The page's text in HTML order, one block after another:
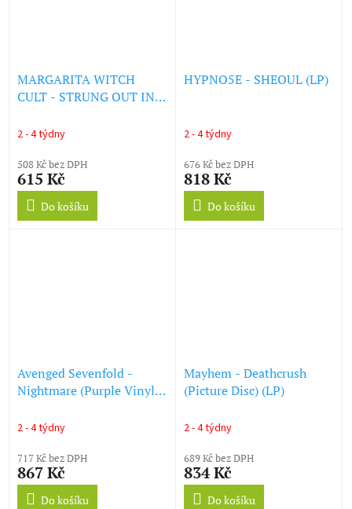
MARGARITA WITCH
CULT - STRUNG OUT IN
NUGGET VINYL) (LP)
2 - 4 týdny
508 Kč bez DPH
615 Kč
Do košíku
HYPNO5E - SHEOUL (LP)
2 - 4 týdny
676 Kč bez DPH
818 Kč
Do košíku
Avenged Sevenfold -
Nightmare (Purple Vinyl)
2 - 4 týdny
717 Kč bez DPH
867 Kč
Do košíku
Mayhem - Deathcrush
(Picture Disc) (LP)
2 - 4 týdny
689 Kč bez DPH
834 Kč
Do košíku